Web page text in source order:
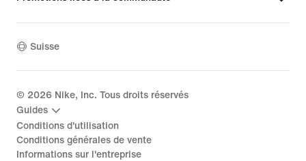
Suisse
© 2026 Nike, Inc. Tous droits réservés
Guides
Conditions d'utilisation
Conditions générales de vente
Informations sur l'entreprise